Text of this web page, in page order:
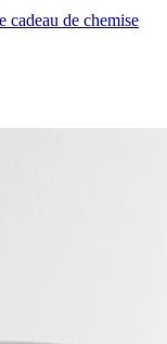
cadeau de chemise